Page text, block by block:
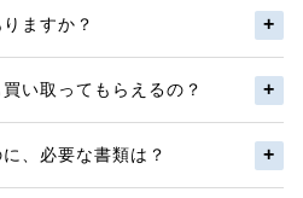
ますか？
い取ってもらえるの？
、必要な書類は？